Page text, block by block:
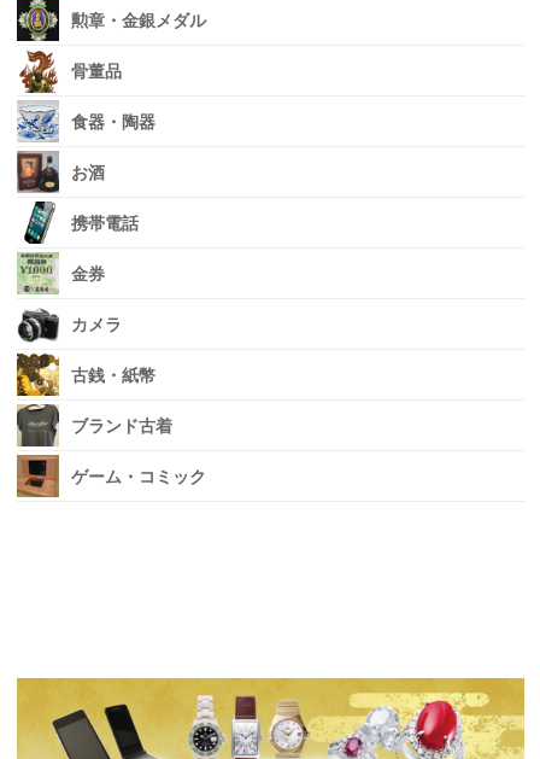
勲章・金銀メダル
骨董品
食器・陶器
お酒
携帯電話
金券
カメラ
古銭・紙幣
ブランド古着
ゲーム・コミック